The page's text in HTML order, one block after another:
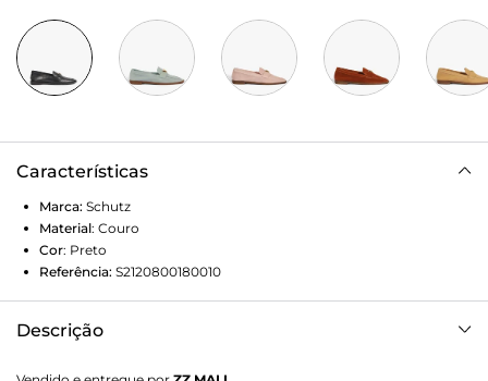
Características
Marca: Schutz
Material: Couro
Cor: Preto
Referência: S2120800180010
Descrição